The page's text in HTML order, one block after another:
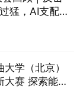
猛，AI支配人
学（北京）
大赛 探索能源